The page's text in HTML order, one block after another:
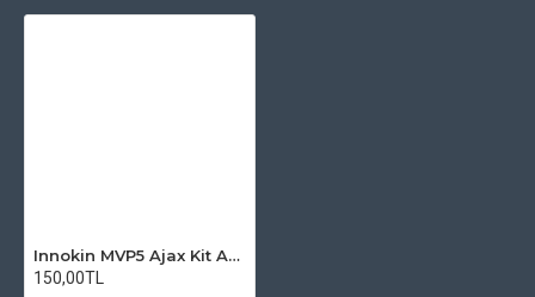
Innokin MVP5 Ajax Kit Atomizer Camı
150,00TL